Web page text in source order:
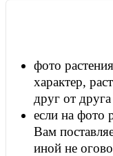
фото
характер,
друг от
если на фото
Вам
иной не